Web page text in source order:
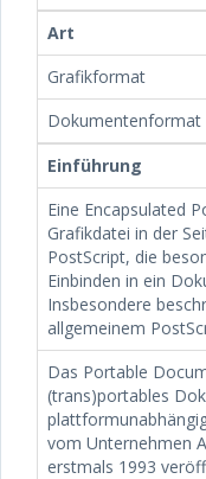
Art
Grafikformat
Dokumentenformat
Einführung
Eine Encapsulated
Grafikdatei in der
PostScript, die
Einbinden in ein
Insbesondere
allgemeinem
Das Portable
(trans)portables
vom Unternehmen
erstmals 1993